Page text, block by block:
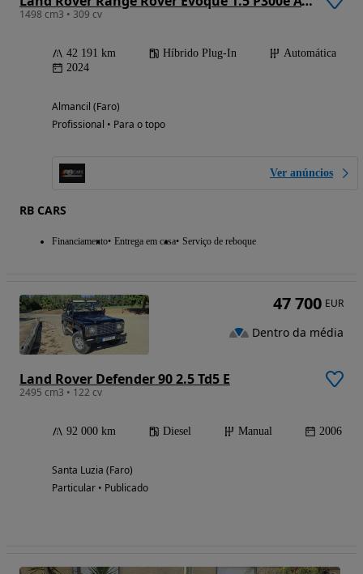
1498 cm3 • 309 cv
42 191 km Híbrido Plug-In
Automática
2024
Almancil (Faro)
Profissional • Para o topo
Ver anúncios
RB CARS
Financiamento Entrega em casa Serviço de reboque
Land Rover Defender 90 2.5 Td5 E
2495 cm3 • 122 cv
92 000 km Diesel Manual 2006
Santa Luzia (Faro)
Particular • Publicado
47 700 EUR
Dentro da média